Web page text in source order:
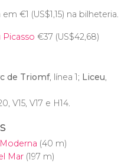
em €1 (US$1,15) na bilheteria.
€37 (US$42,68)
de Triomf, línea 1; Liceu,
V15, V17 e H14.
(40 m)
Mar(197 m)